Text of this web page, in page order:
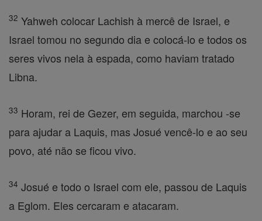
32 Yahweh colocar Lachish à mercê de Israel, e
Israel tomou no segundo dia e colocá-lo e todos os
seres vivos nela à espada, como haviam tratado
Libna.
33 Horam, rei de Gezer, em seguida, marchou -se
para ajudar a Laquis, mas Josué vencê-lo e ao seu
povo, até não se ficou vivo.
34 Josué e todo o Israel com ele, passou de Laquis
a Eglom. Eles cercaram e atacaram.